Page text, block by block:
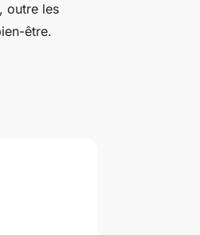
outre les
être.